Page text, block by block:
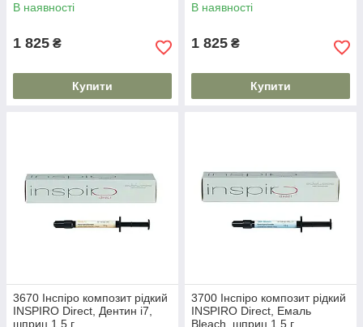
В наявності
1 825 ₴
Купити
В наявності
1 825 ₴
Купити
3670 Інспіро композит рідкий
INSPIRO Direct, Дентин i7,
шприц 1,5 г
3700 Інспіро композит рідкий
INSPIRO Direct, Емаль
Bleach, шприц 1,5 г